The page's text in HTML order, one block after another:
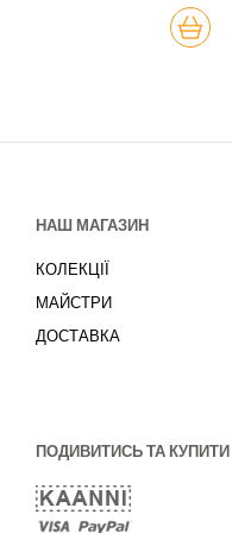
КУПИТЬ
НАШ МАГАЗИН
КОЛЕКЦІЇ
МАЙСТРИ
ДОСТАВКА
ПОДИВИТИСЬ ТА КУПИТИ